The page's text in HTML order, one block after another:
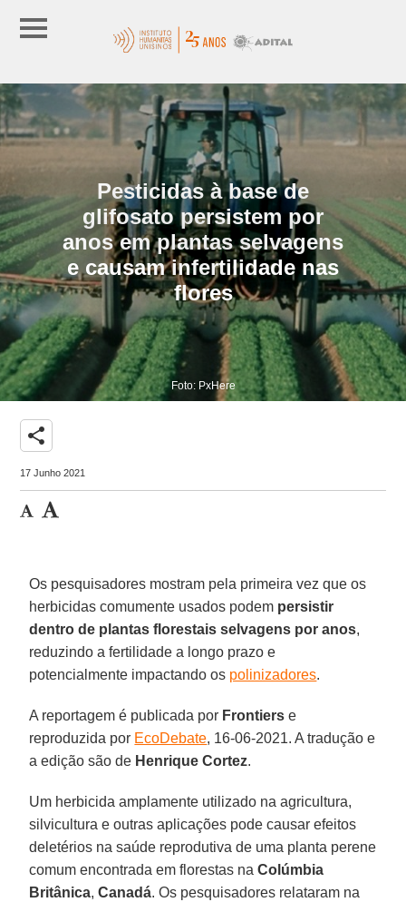
Pesticidas à base de
glifosato persistem por
anos em plantas selvagens
e causam infertilidade nas
flores
Foto: PxHere
share
17 Junho 2021
Os pesquisadores mostram pela primeira vez que os
herbicidas comumente usados podem persistir
dentro de plantas florestais selvagens por anos,
reduzindo a fertilidade a longo prazo e
potencialmente impactando os polinizadores.
A reportagem é publicada por Frontiers e
reproduzida por EcoDebate, 16-06-2021. A tradução e
a edição são de Henrique Cortez.
Um herbicida amplamente utilizado na agricultura,
silvicultura e outras aplicações pode causar efeitos
deletérios na saúde reprodutiva de uma planta perene
comum encontrada em florestas naColúmbia
Britânica,Canadá. Os pesquisadores relataram na